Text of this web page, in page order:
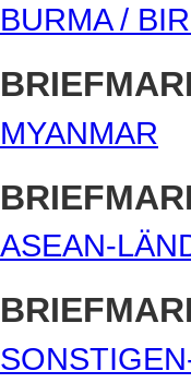
BURMA /
MYANMAR
ASEAN-